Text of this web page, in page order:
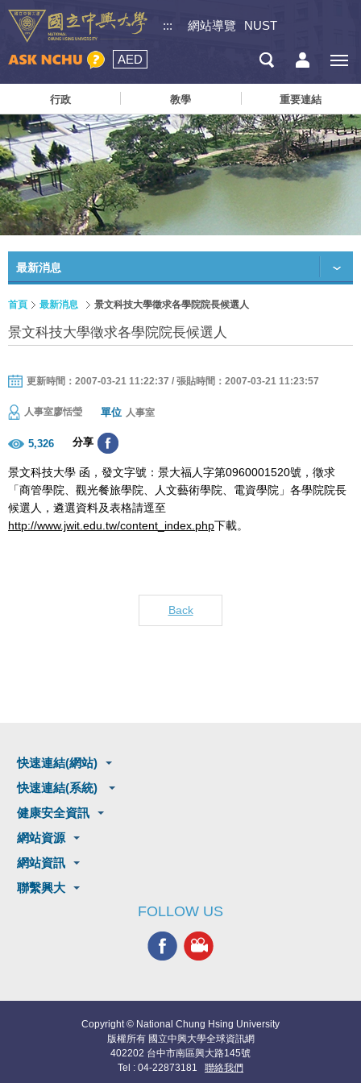
::: 網站導覽 NUST
AED
行政 教學 重要連結
最新消息
首頁 最新消息 景文科技大學徵求各學院院長候選人
景文科技大學徵求各學院院長候選人
更新時間：2007-03-21 11:22:37 / 張貼時間：2007-03-21 11:23:57
人事室廖恬瑩 單位 人事室
5,326 分享
景文科技大學 函，發文字號：景大福人字第0960001520號，徵求
「商管學院、觀光餐旅學院、人文藝術學院、電資學院」各學院院長
候選人，遴選資料及表格請逕至
http://www.jwit.edu.tw/content_index.php下載。
Back
快速連結(網站)
快速連結(系統)
健康安全資訊
網站資源
網站資訊
聯繫興大
FOLLOW US
Copyright © National Chung Hsing University
版權所有 國立中興大學全球資訊網
402202 台中市南區興大路145號
Tel : 04-22873181 聯絡我們